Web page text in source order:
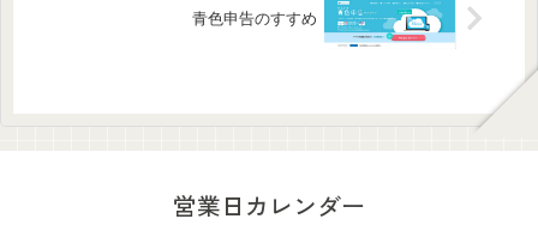
青色申告のすすめ
営業日カレンダー